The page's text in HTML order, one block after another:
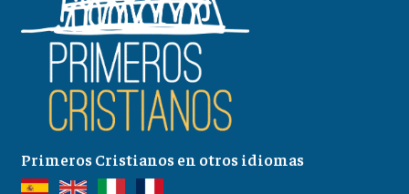
Primeros Cristianos en otros idiomas